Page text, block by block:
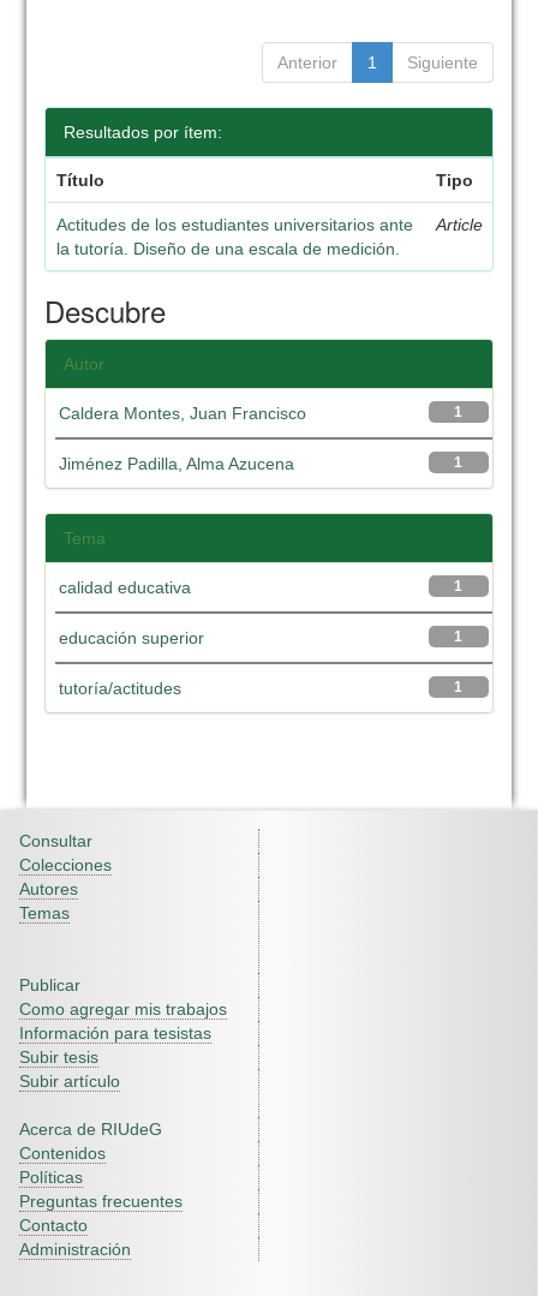
Anterior 1 Siguiente
Resultados por ítem:
Título Tipo
Actitudes de los estudiantes universitarios ante
la tutoría. Diseño de una escala de medición.
Article
Descubre
Autor
1
Caldera Montes, Juan Francisco
1
Jiménez Padilla, Alma Azucena
Tema
1
calidad educativa
1
educación superior
1
tutoría/actitudes
Consultar
Colecciones
Autores
Temas
Publicar
Como agregar mis trabajos
Información para tesistas
Subir tesis
Subir artículo
Acerca de RIUdeG
Contenidos
Políticas
Preguntas frecuentes
Contacto
Administración